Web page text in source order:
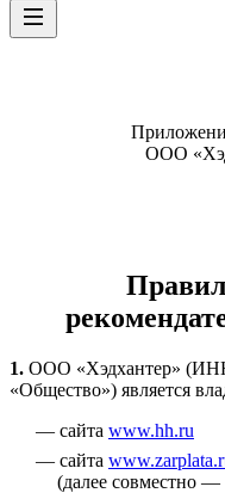
ООО
1. ООО «Хэдхантер»
«Общество») является
сайта www.hh.ru
cайта
(далее совместно —